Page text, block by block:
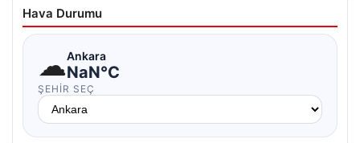
Hava Durumu
☁Ankara
NaN°C
ŞEHIR SEÇ